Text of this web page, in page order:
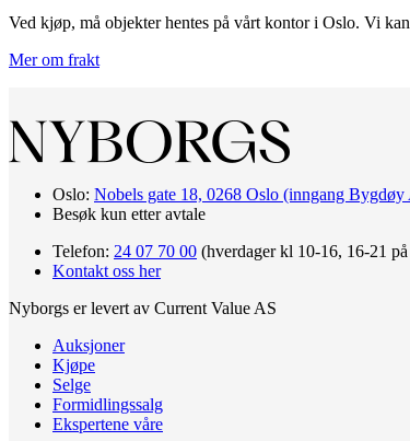
Ved kjøp, må objekter hentes på vårt kontor i Oslo. Vi
Mer om frakt
Oslo: Nobels gate 18, 0268 Oslo (inngang
Besøk kun etter avtale
Telefon: 24 07 70 00 (hverdager kl 10-16, 16-21
Kontakt oss her
Nyborgs er levert av Current Value AS
Auksjoner
Kjøpe
Selge
Formidlingssalg
Ekspertene våre